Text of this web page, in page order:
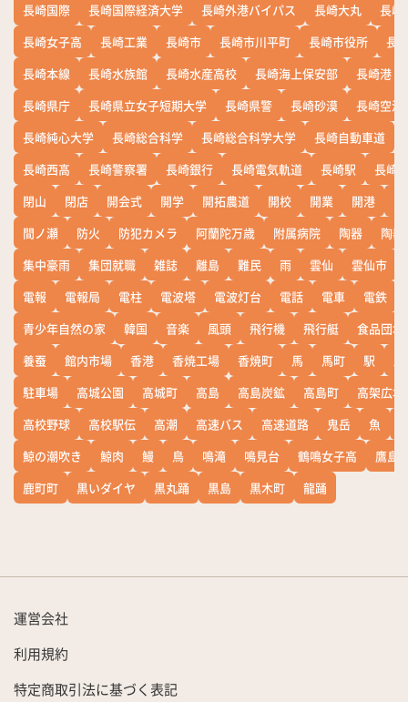
長崎国際
長崎国際経済大学 長崎外港バイパス 長崎大丸
長崎
長崎女子高
長崎工業 長崎市 長崎市川平町 長崎市役所
長
長崎本線
長崎水族館 長崎水産高校 長崎海上保安部
長崎港
長崎県庁
長崎県立女子短期大学 長崎県警 長崎砂漠
長崎空港
長崎純心大学
長崎総合科学 長崎総合科学大学 長崎自動車道
長崎西高
長崎警察署 長崎銀行 長崎電気軌道 長崎駅
長崎
閉山
閉店 開会式 開学 開拓農道 開校 開業 開港
間ノ瀬
防火 防犯カメラ 阿蘭陀万歳 附属病院 陶器
陶器
集中豪雨
集団就職 雑誌 離島 難民 雨 雲仙 雲仙市
電報
電報局 電柱 電波塔 電波灯台 電話 電車 電鉄
青少年自然の家
韓国 音楽 風頭 飛行機 飛行艇
食品団地
養蚕
館内市場 香港 香焼工場 香焼町 馬 馬町 駅
駐車場
高城公園 高城町 高島 高島炭鉱 高島町
高架広場
高校野球
高校駅伝 高潮 高速バス 高速道路 鬼岳 魚
鯨の潮吹き
鯨肉 鰻 鳥 鳴滝 鳴見台 鶴鳴女子高
鷹島
鹿町町
黒いダイヤ 黒丸踊 黒島 黒木町 龍踊
運営会社
利用規約
特定商取引法に基づく表記